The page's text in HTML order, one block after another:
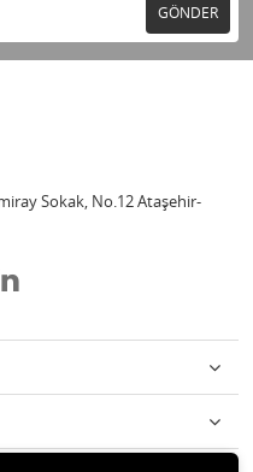
GÖNDER
Sokak, No.12 Ataşehir-